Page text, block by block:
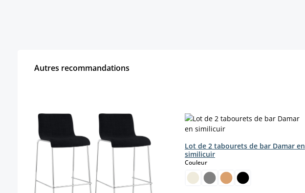
Autres recommandations
Lot de 2 tabourets de bar Damar en
similicuir
Couleurselect